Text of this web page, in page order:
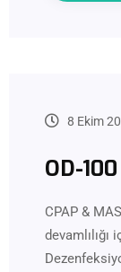
8 Ekim
OD-100
CPAP &
devamlılığı